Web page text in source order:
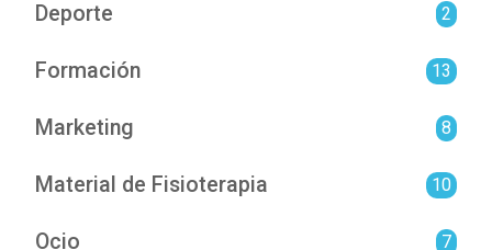
Deporte 2
Formación 13
Marketing 8
Material de Fisioterapia 10
Ocio 7